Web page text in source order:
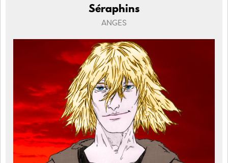
Séraphins
ANGES